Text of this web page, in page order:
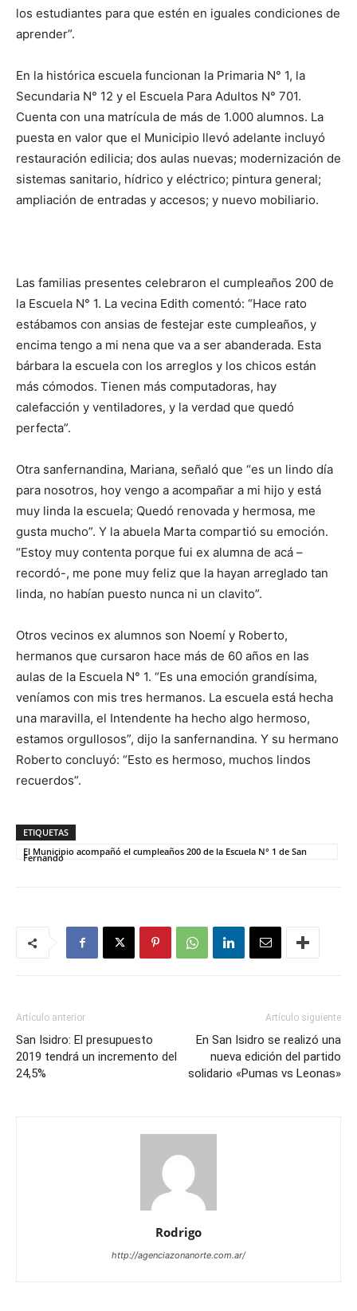
los estudiantes para que estén en iguales condiciones de
aprender”.
En la histórica escuela funcionan la Primaria N° 1, la
Secundaria N° 12 y el Escuela Para Adultos N° 701.
Cuenta con una matrícula de más de 1.000 alumnos. La
puesta en valor que el Municipio llevó adelante incluyó
restauración edilicia; dos aulas nuevas; modernización de
sistemas sanitario, hídrico y eléctrico; pintura general;
ampliación de entradas y accesos; y nuevo mobiliario.
Las familias presentes celebraron el cumpleaños 200 de
la Escuela N° 1. La vecina Edith comentó: “Hace rato
estábamos con ansias de festejar este cumpleaños, y
encima tengo a mi nena que va a ser abanderada. Esta
bárbara la escuela con los arreglos y los chicos están
más cómodos. Tienen más computadoras, hay
calefacción y ventiladores, y la verdad que quedó
perfecta”.
Otra sanfernandina, Mariana, señaló que “es un lindo día
para nosotros, hoy vengo a acompañar a mi hijo y está
muy linda la escuela; Quedó renovada y hermosa, me
gusta mucho”. Y la abuela Marta compartió su emoción.
“Estoy muy contenta porque fui ex alumna de acá –
recordó-, me pone muy feliz que la hayan arreglado tan
linda, no habían puesto nunca ni un clavito”.
Otros vecinos ex alumnos son Noemí y Roberto,
hermanos que cursaron hace más de 60 años en las
aulas de la Escuela N° 1. “Es una emoción grandísima,
veníamos con mis tres hermanos. La escuela está hecha
una maravilla, el Intendente ha hecho algo hermoso,
estamos orgullosos”, dijo la sanfernandina. Y su hermano
Roberto concluyó: “Esto es hermoso, muchos lindos
recuerdos”.
ETIQUETAS
El Municipio acompañó el cumpleaños 200 de la Escuela N° 1 de San
Fernando
Artículo anterior
San Isidro: El presupuesto
2019 tendrá un incremento del
24,5%
Artículo siguiente
En San Isidro se realizó una
nueva edición del partido
solidario «Pumas vs Leonas»
Rodrigo
http://agenciazonanorte.com.ar/